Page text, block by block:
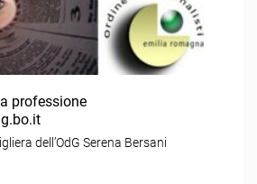
professione
dell’OdG Serena Bersani